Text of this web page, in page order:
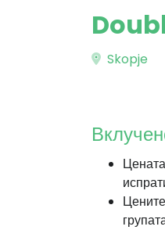
Skopje